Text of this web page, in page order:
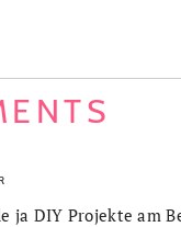
ja DIY Projekte am